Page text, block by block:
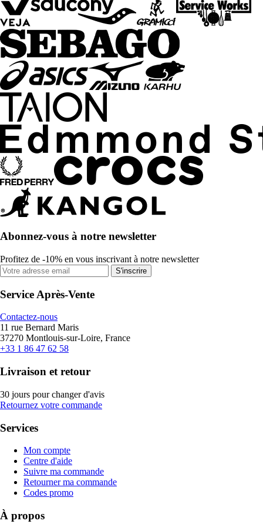
Abonnez-vous à notre newsletter
Profitez de -10% en vous inscrivant à notre newsletter
S'inscrire
Service Après-Vente
Contactez-nous
11 rue Bernard Maris
37270 Montlouis-sur-Loire, France
+33 1 86 47 62 58
Livraison et retour
30 jours pour changer d'avis
Retournez votre commande
Services
Mon compte
Centre d'aide
Suivre ma commande
Retourner ma commande
Codes promo
À propos